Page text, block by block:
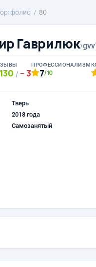
80
Гаврилюк›
130 / 3
ПРОФЕССИОНАЛИЗМ
7/10
Тверь
2018 года
Самозанятый